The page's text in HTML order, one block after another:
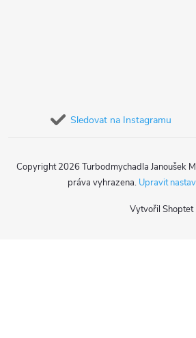
Sledovat na Instagramu
Vytvořil Shoptet
Copyright 2026 Turbodmychadla Janoušek
práva vyhrazena. Upravit